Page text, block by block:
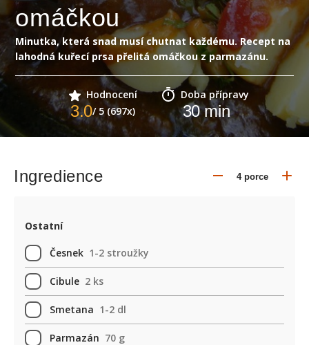
omáčkou
Minutka, která snad musí chutnat každému. Recept na
lahodná kuřecí prsa přelitá omáčkou z parmazánu.
Hodnocení
3.0/ 5 (697x)
Doba přípravy
30min
Ingredience
Ostatní
Česnek 1-2 stroužky
Cibule 2 ks
Smetana 1-2 dl
Parmazán 70 g